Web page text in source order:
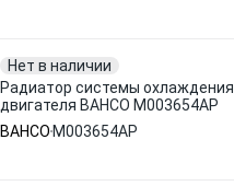
Нет в наличии
Радиатор системы охлаждения
двигателя BAHCO M003654AP
BAHCO M003654AP